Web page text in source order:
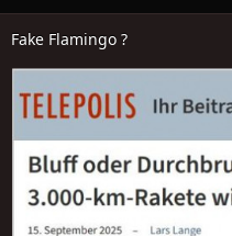
Fake Flamingo ?